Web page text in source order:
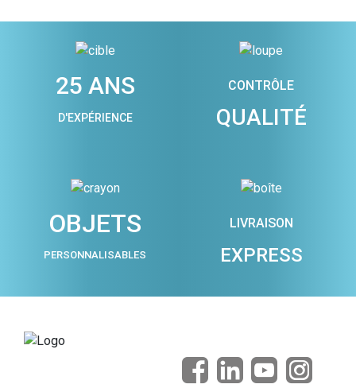
25 ANS
D'EXPÉRIENCE
CONTRÔLE
QUALITÉ
OBJETS
PERSONNALISABLES
LIVRAISON
EXPRESS